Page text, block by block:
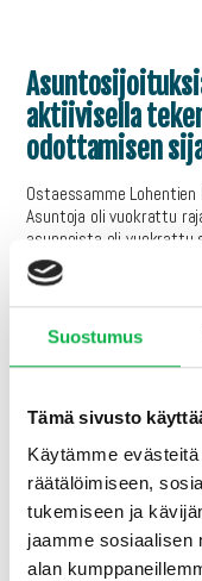
Suostumus
Tämä sivusto
Käytämme
räätälöimiseen,
tukemiseen ja
jaamme sosiaalisen
alan
aktiivisella
odottamisen
Ostaessamme
Asuntoja oli vuokrattu
asunnoista oli vuokrattu
huoneita. Nämä
merkittävästi. Siirsimme
toiseen ja saimme tällä
määrän minimiin.
Siistit ja
Nostimmekin kohteen
Toimintamme
helpoksi
ansioista pääsemmekin
sijoitusasuntoja hyvällä
aktiiviselle